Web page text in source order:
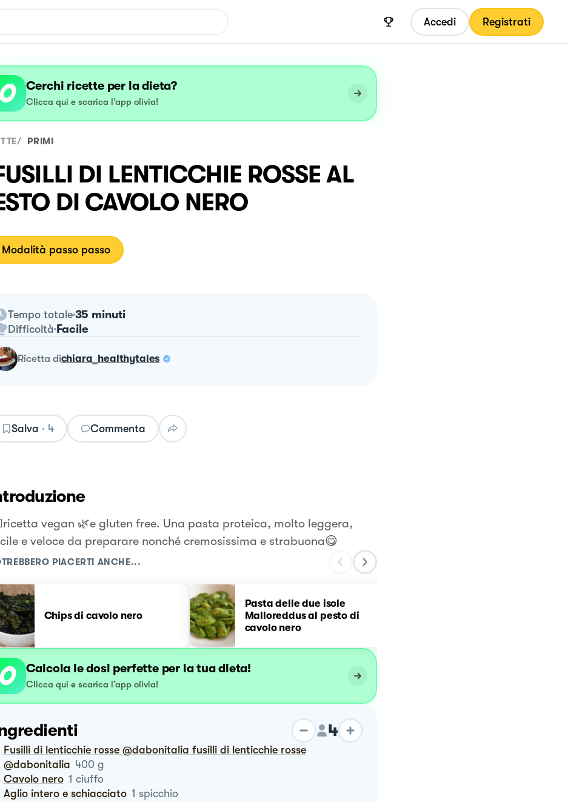
Accedi Registrati
Cerchi ricette per la dieta?
Clicca qui e scarica l’app olivia!
/ PRIMI
DI LENTICCHIE ROSSE AL
DI CAVOLO NERO
Modalità passo passo
Tempo totale 35 minuti
Difficoltà Facile
ricetta dichiara_healthytales
Salva · 4 Commenta
vegan 🌿e gluten free. Una pasta proteica, molto leggera,
e veloce da preparare nonché cremosissima e strabuona😋
PIACERTI ANCHE...
Chips di cavolo nero
Pasta delle due isole
Malloreddus al pesto di
cavolo nero
Calcola le dosi perfette per la tua dieta!
Clicca qui e scarica l’app olivia!
4
Fusilli di lenticchie rosse @dabonitalia fusilli di lenticchie rosse
@dabonitalia 400 g
Cavolo nero 1 ciuffo
Aglio intero e schiacciato 1 spicchio